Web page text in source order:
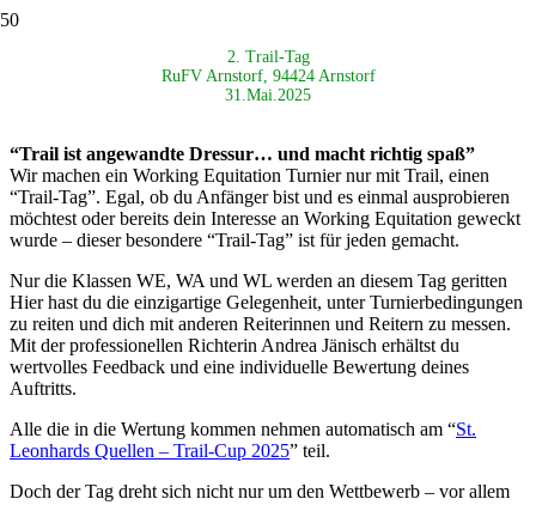
2. Trail-Tag
RuFV Arnstorf, 94424 Arnstorf
31.Mai.2025
“Trail ist angewandte Dressur… und macht richtig spaß”
Wir machen ein Working Equitation Turnier nur mit Trail, einen
“Trail-Tag”. Egal, ob du Anfänger bist und es einmal ausprobieren
möchtest oder bereits dein Interesse an Working Equitation geweckt
wurde – dieser besondere “Trail-Tag” ist für jeden gemacht.
Nur die Klassen WE, WA und WL werden an diesem Tag geritten
Hier hast du die einzigartige Gelegenheit, unter Turnierbedingungen
zu reiten und dich mit anderen Reiterinnen und Reitern zu messen.
Mit der professionellen Richterin Andrea Jänisch erhältst du
wertvolles Feedback und eine individuelle Bewertung deines
Auftritts.
Alle die in die Wertung kommen nehmen automatisch am “St.
Leonhards Quellen – Trail-Cup 2025” teil.
Doch der Tag dreht sich nicht nur um den Wettbewerb – vor allem